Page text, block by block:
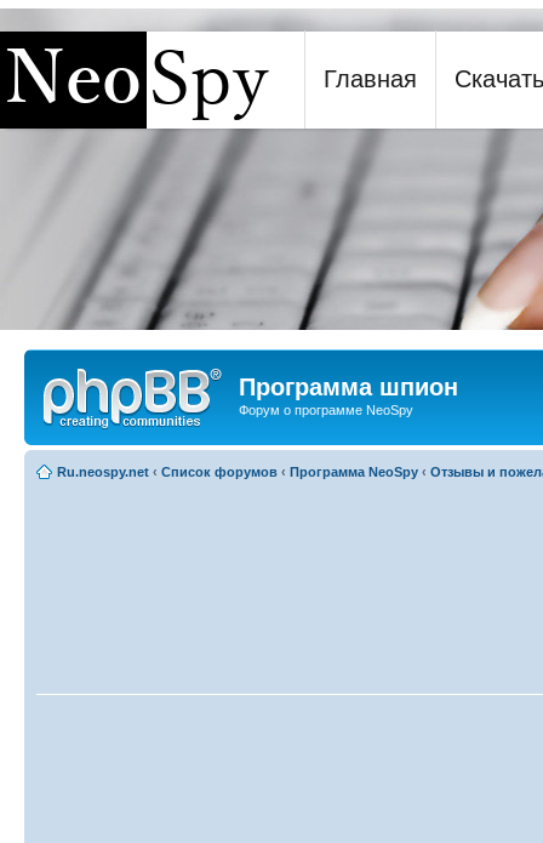
Программа шпион NeoSpy
Главная Скачать
Программа шпион
Форум о программе NeoSpy
Ru.neospy.net ‹ Список форумов ‹ Программа NeoSpy ‹ Отзывы и